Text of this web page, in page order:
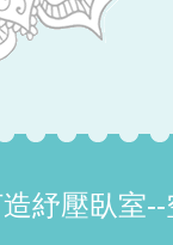
紓壓臥室